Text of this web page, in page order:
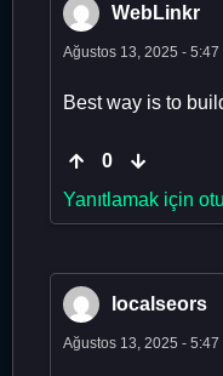
WebLinkr
Ağustos 13, 2025 - 5:47
Best way is to
0
Yanıtlamak için
localseors
Ağustos 13, 2025 - 5:47